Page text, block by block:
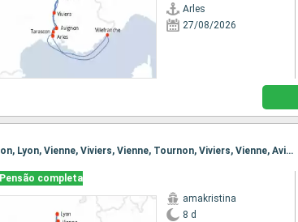
Arles
27/08/2026
Itinerário : Arles, Lyon, Avignon, Arles, Lyon, Avignon, Lyon, Vienne, Viviers, Vienne, Tournon, Viviers, Vienne, Avignon, Arles, Lyon, Tarascon, Arles, Villefranche, Lyon, Avignon, Arles, Lyon
Pensão completa
amakristina
8 d